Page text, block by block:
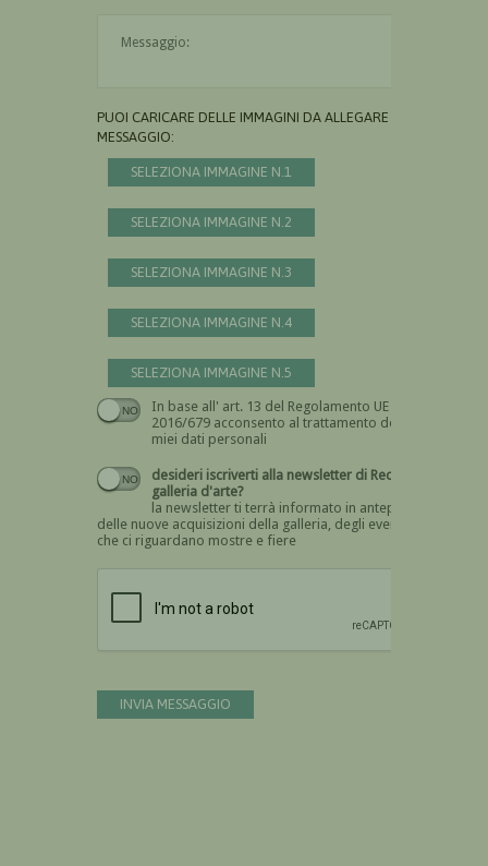
PUOI CARICARE DELLE IMMAGINI DA ALLEGARE AL
MESSAGGIO:
SELEZIONA IMMAGINE N.1
SELEZIONA IMMAGINE N.2
SELEZIONA IMMAGINE N.3
SELEZIONA IMMAGINE N.4
SELEZIONA IMMAGINE N.5
In base all' art. 13 del Regolamento UE n.
2016/679 acconsento al trattamento dei
miei dati personali
Devi dare il consenso
desideri iscriverti alla newsletter di Recta
galleria d'arte?
la newsletter ti terrà informato in anteprima
delle nuove acquisizioni della galleria, degli eventi
che ci riguardano mostre e fiere
INVIA MESSAGGIO